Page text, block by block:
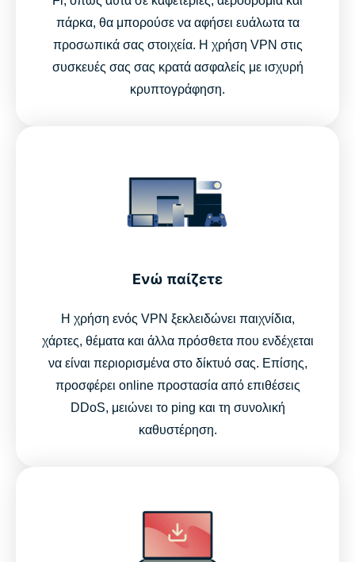
πάρκα, θα μπορούσε να αφήσει ευάλωτα τα
προσωπικά σας στοιχεία. Η χρήση VPN στις
συσκευές σας σας κρατά ασφαλείς με ισχυρή
κρυπτογράφηση.
Ενώ παίζετε
Η χρήση ενός VPN ξεκλειδώνει παιχνίδια,
χάρτες, θέματα και άλλα πρόσθετα που ενδέχεται
να είναι περιορισμένα στο δίκτυό σας. Επίσης,
προσφέρει online προστασία από επιθέσεις
DDoS, μειώνει το ping και τη συνολική
καθυστέρηση.